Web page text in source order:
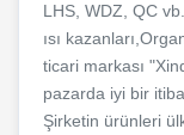
LHS, WDZ, QC
ısı
ticari markası
pazarda iyi bir
Şirketin ürünleri